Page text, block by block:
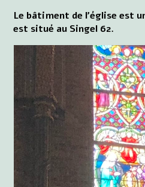
Le bâtiment de l'église est
est situé au Singel 62.